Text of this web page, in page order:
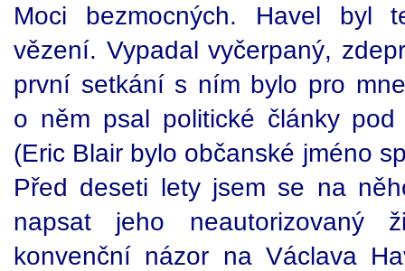
Moci bezmocných. Havel byl
vězení. Vypadal vyčerpaný,
první setkání s ním bylo pro
o něm psal politické články pod
(Eric Blair bylo občanské jméno
Před deseti lety jsem se na
napsat jeho neautorizovaný
konvenční názor na Václava